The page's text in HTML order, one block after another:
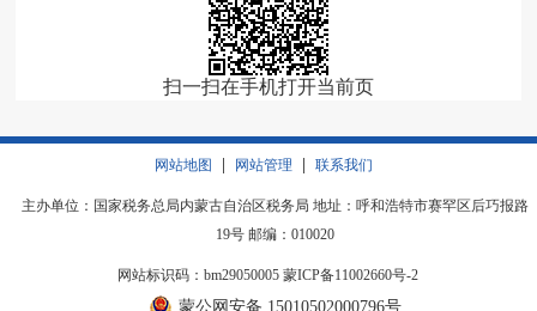
扫一扫在手机打开当前页
网站地图 网站管理 联系我们
主办单位：国家税务总局内蒙古自治区税务局 地址：呼和浩特市赛罕区后巧报路
19号 邮编：010020
网站标识码：bm29050005 蒙ICP备11002660号-2
蒙公网安备 15010502000796号